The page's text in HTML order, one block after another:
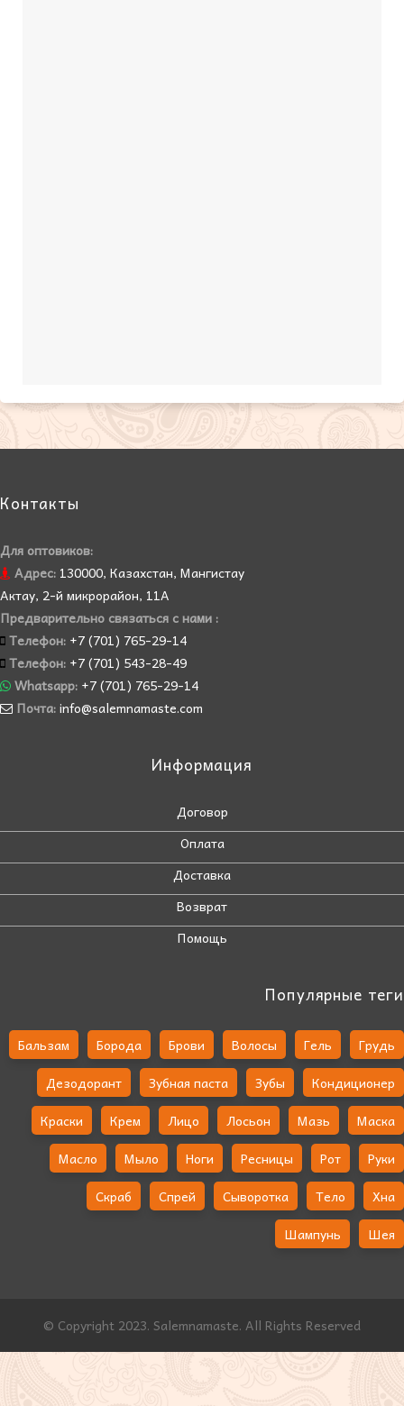
Контакты
Для оптовиков:
Адрес: 130000, Казахстан, Мангистау
Актау, 2-й микрорайон, 11А
Предварительно связаться с нами :
Телефон: +7 (701) 765-29-14
Телефон: +7 (701) 543-28-49
Whatsapp: +7 (701) 765-29-14
Почта:info@salemnamaste.com
Информация
Договор
Оплата
Доставка
Возврат
Помощь
Популярные теги
Бальзам Борода Брови Волосы Гель
Грудь
Дезодорант
Зубная паста Зубы
Кондиционер
Краски
Крем Лицо Лосьон Мазь
Маска
Масло
Мыло Ноги Ресницы Рот
Руки
Скраб
Спрей Сыворотка Тело
Хна
Шампунь
Шея
© Copyright 2023. Salemnamaste. All Rights Reserved